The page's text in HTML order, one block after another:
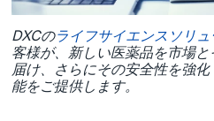
DXCのライフサイエンスソリ
客様が、新しい医薬品を市場
届け、さらにその安全性を強
能をご提供します。